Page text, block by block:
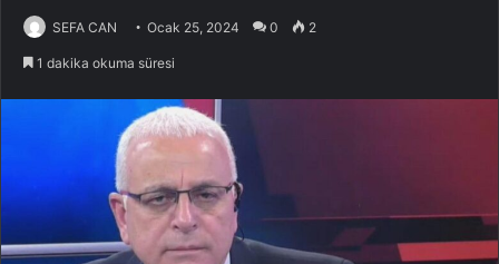
SEFA CAN Ocak 25, 2024 0 2
1 dakika okuma süresi